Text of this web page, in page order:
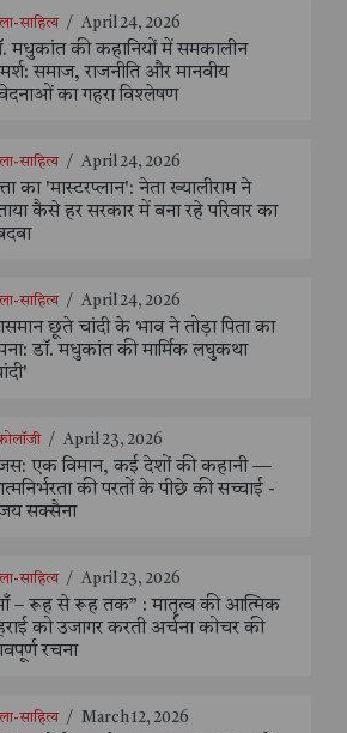
साहित्य / April 24, 2026
मधुकांत की कहानियों में समकालीन
समाज, राजनीति और मानवीय
का गहरा विश्लेषण
साहित्य / April 24, 2026
का 'मास्टरप्लान': नेता ख्यालीराम ने
कैसे हर सरकार में बना रहे परिवार का
साहित्य / April 24, 2026
छूते चांदी के भाव ने तोड़ा पिता का
डॉ. मधुकांत की मार्मिक लघुकथा
/ April 23, 2026
एक विमान, कई देशों की कहानी —
की परतों के पीछे की सच्चाई -
सक्सैना
साहित्य / April 23, 2026
– रूह से रूह तक” : मातृत्व की आत्मिक
को उजागर करती अर्चना कोचर की
रचना
साहित्य / March 12, 2026